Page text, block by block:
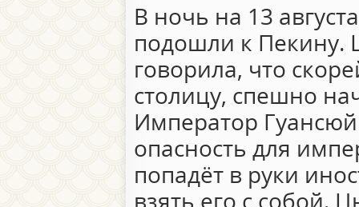
В ночь на 13
подошли к Пекину.
говорила, что
столицу, спешно
Император
опасность для
попадёт в руки
взять его с собой.